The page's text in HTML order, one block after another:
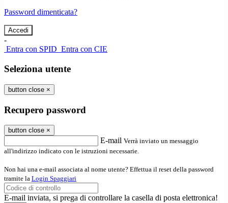
Password dimenticata?
-
Entra con SPID Entra con CIE
Seleziona utente
button close ×
Recupero password
button close ×
E-mail Verrà inviato un messaggio
all'indirizzo indicato con le istruzioni necessarie.
Non hai una e-mail associata al nome utente? Effettua il reset della password
tramite la Login Spaggiari
E-mail inviata, si prega di controllare la casella di posta elettronica!